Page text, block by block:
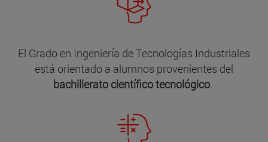
El Grado en Ingeniería de Tecnologías Industriales
está orientado a alumnos provenientes del
bachillerato científico tecnológico.